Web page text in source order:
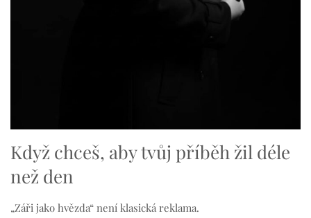
Když chceš, aby tvůj příběh žil déle
než den
„Záři jako hvězda“ není klasická reklama.